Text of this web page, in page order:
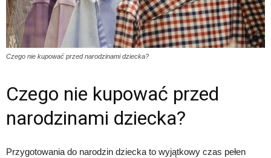
Czego nie kupować przed narodzinami dziecka?
Czego nie kupować przed
narodzinami dziecka?
Przygotowania do narodzin dziecka to wyjątkowy czas pełen